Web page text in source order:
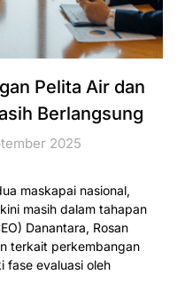
Pelita Air dan
Berlangsung
2025
maskapai nasional,
masih dalam tahapan
Danantara, Rosan
terkait perkembangan
fase evaluasi oleh